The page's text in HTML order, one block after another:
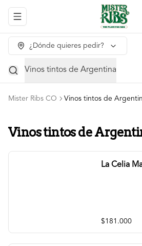
Abrir menu de navegación
¿Dónde quieres pedir?
Vinos tintos de Argentina
Mister Ribs CO Vinos tintos de
Vinos tintos de
La Celia
$181.000